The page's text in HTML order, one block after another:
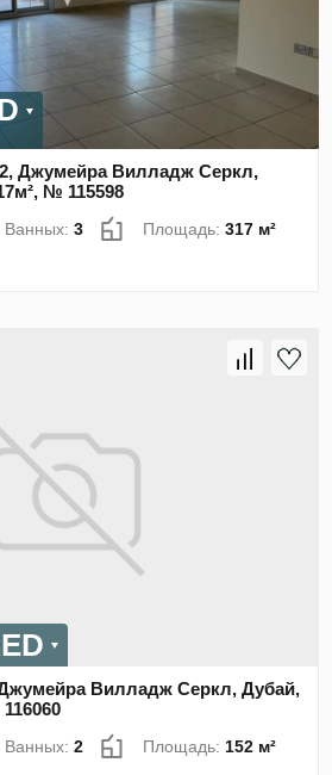
Джумейра Вилладж Серкл,
№ 115598
Ванных:3 Площадь:317 м²
Вилладж Серкл, Дубай,
Ванных:2 Площадь: 152 м²